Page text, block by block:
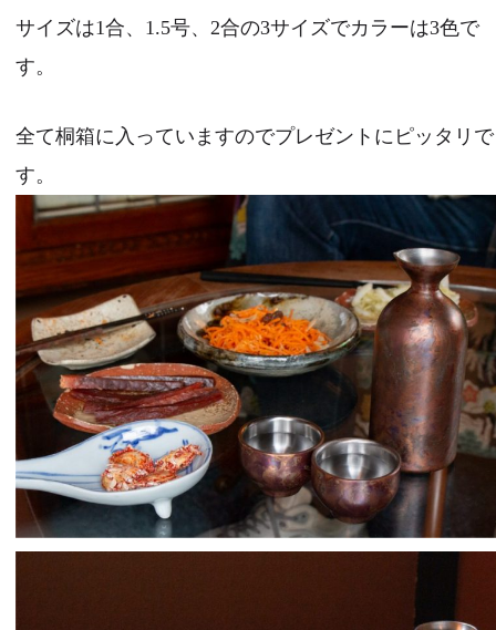
サイズは1合、1.5号、2合の3サイズでカラーは3色で
す。
全て桐箱に入っていますのでプレゼントにピッタリで
す。